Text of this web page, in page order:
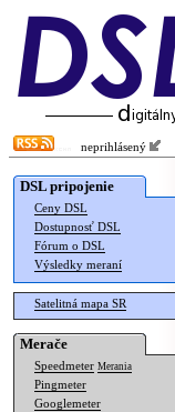
neprihlásený
DSL pripojenie
Ceny DSL
Dostupnosť DSL
Fórum o DSL
Výsledky meraní
Satelitná mapa SR
Merače
Speedmeter Merania
Pingmeter
Googlemeter